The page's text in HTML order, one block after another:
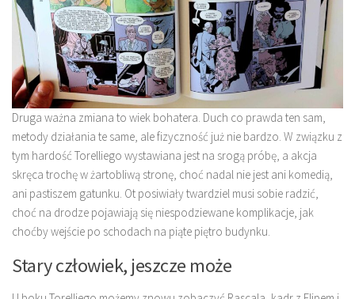
Druga ważna zmiana to wiek bohatera. Duch co prawda ten sam,
metody działania te same, ale fizyczność już nie bardzo. W związku z
tym hardość Torelliego wystawiana jest na srogą próbę, a akcja
skręca trochę w żartobliwą stronę, choć nadal nie jest ani komedią,
ani pastiszem gatunku. Ot posiwiały twardziel musi sobie radzić,
choć na drodze pojawiają się niespodziewane komplikacje, jak
choćby wejście po schodach na piąte piętro budynku.
Stary człowiek, jeszcze może